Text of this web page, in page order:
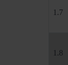
1.7
1.8